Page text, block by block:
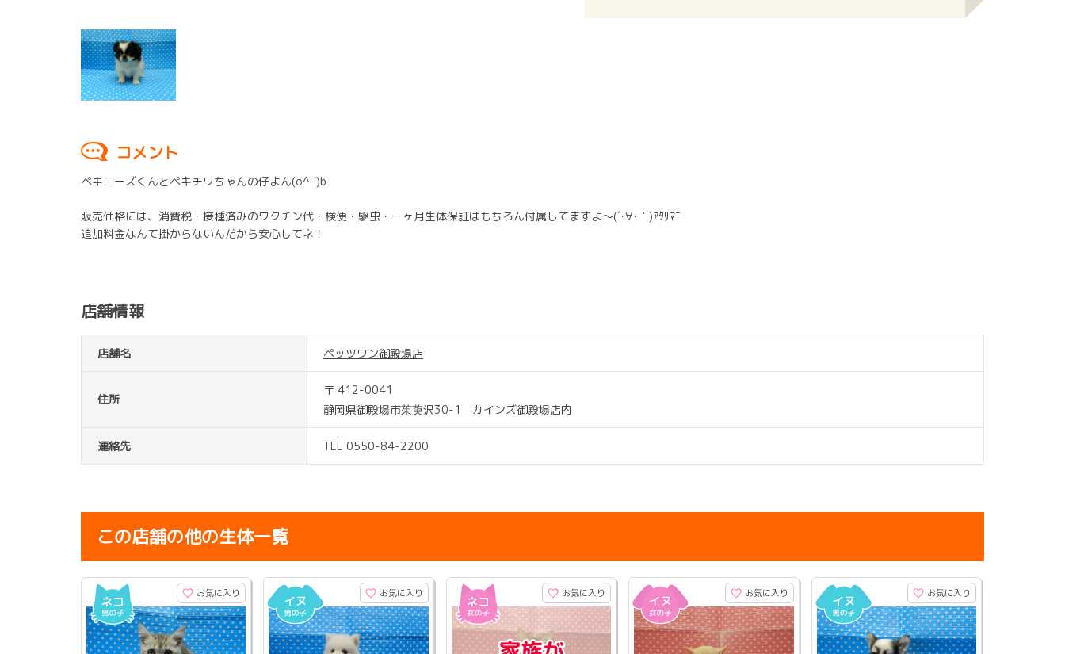
コメント
ペキニーズくんとペキチワちゃんの仔よん(o^-')b
販売価格には、消費税・接種済みのワクチン代・検便・駆虫・一ヶ月生体保証はもちろん付属してますよ～(´･∀･｀)ｱﾀﾘﾏｴ
追加料金なんて掛からないんだから安心してネ！
店舗情報
店舗名 ペッツワン御殿場店
住所
〒 412-0041
静岡県御殿場市茱萸沢30-1 カインズ御殿場店内
連絡先 TEL 0550-84-2200
この店舗の他の生体一覧
お気に入り お気に入り お気に入り お気に入り お気に入り